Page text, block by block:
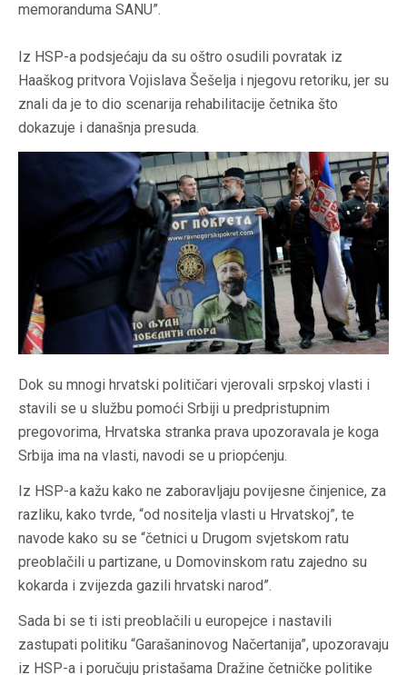
memoranduma SANU”.
Iz HSP-a podsjećaju da su oštro osudili povratak iz
Haaškog pritvora Vojislava Šešelja i njegovu retoriku, jer su
znali da je to dio scenarija rehabilitacije četnika što
dokazuje i današnja presuda.
Dok su mnogi hrvatski političari vjerovali srpskoj vlasti i
stavili se u službu pomoći Srbiji u predpristupnim
pregovorima, Hrvatska stranka prava upozoravala je koga
Srbija ima na vlasti, navodi se u priopćenju.
Iz HSP-a kažu kako ne zaboravljaju povijesne činjenice, za
razliku, kako tvrde, “od nositelja vlasti u Hrvatskoj”, te
navode kako su se “četnici u Drugom svjetskom ratu
preoblačili u partizane, u Domovinskom ratu zajedno su
kokarda i zvijezda gazili hrvatski narod”.
Sada bi se ti isti preoblačili u europejce i nastavili
zastupati politiku “Garašaninovog Načertanija”, upozoravaju
iz HSP-a i poručuju pristašama Dražine četničke politike